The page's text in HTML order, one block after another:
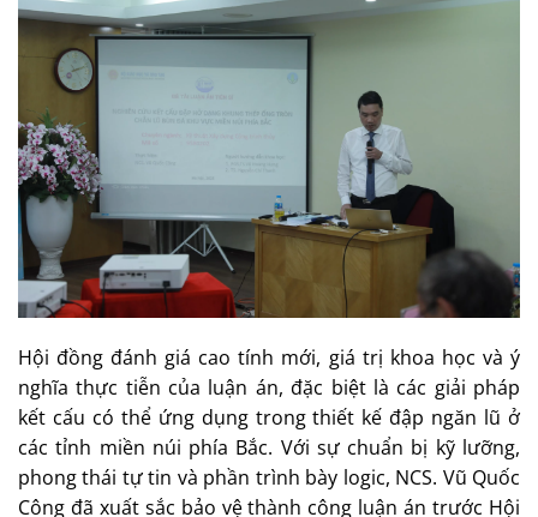
Hội đồng đánh giá cao tính mới, giá trị khoa học và ý
nghĩa thực tiễn của luận án, đặc biệt là các giải pháp
kết cấu có thể ứng dụng trong thiết kế đập ngăn lũ ở
các tỉnh miền núi phía Bắc. Với sự chuẩn bị kỹ lưỡng,
phong thái tự tin và phần trình bày logic, NCS. Vũ Quốc
Công đã xuất sắc bảo vệ thành công luận án trước Hội